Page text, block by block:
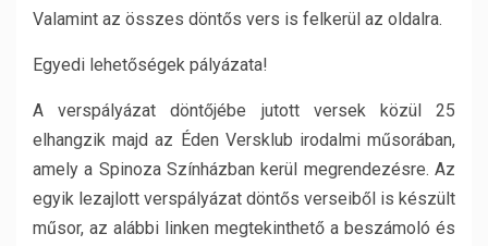
Valamint az összes döntős vers is felkerül az oldalra.
Egyedi lehetőségek pályázata!
A verspályázat döntőjébe jutott versek közül 25
elhangzik majd az Éden Versklub irodalmi műsorában,
amely a Spinoza Színházban kerül megrendezésre. Az
egyik lezajlott verspályázat döntős verseiből is készült
műsor, az alábbi linken megtekinthető a beszámoló és